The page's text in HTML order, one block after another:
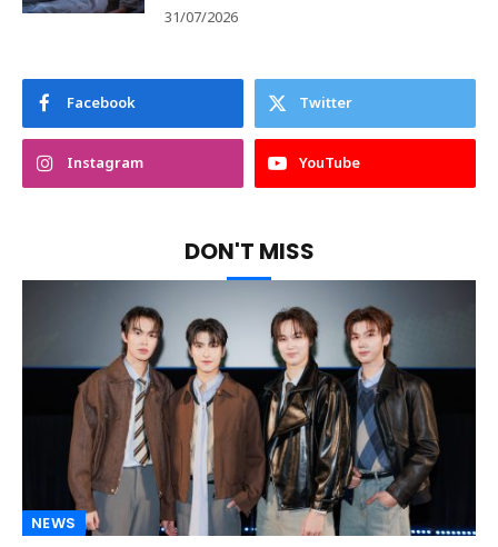
31/07/2026
Facebook Twitter
Instagram YouTube
DON'T MISS
NEWS